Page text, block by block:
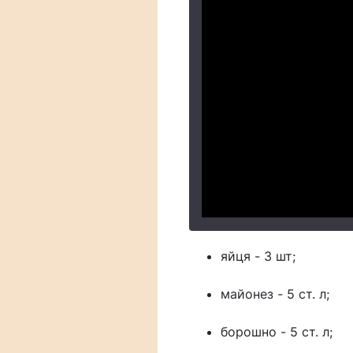
яйця - 3 шт;
майонез - 5 ст. л;
борошно - 5 ст. л;